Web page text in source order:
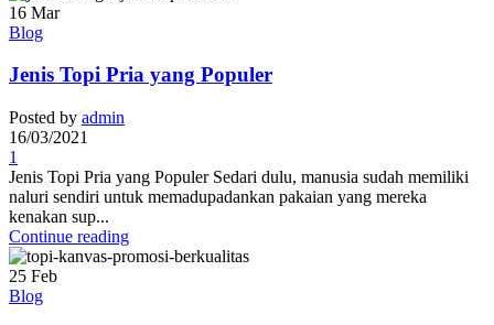
16 Mar
Blog
Jenis Topi Pria yang Populer
Posted by admin
16/03/2021
1
Jenis Topi Pria yang Populer Sedari dulu, manusia sudah memiliki
naluri sendiri untuk memadupadankan pakaian yang mereka
kenakan sup...
Continue reading
25 Feb
Blog